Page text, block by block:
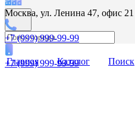
Москва, ул. Ленина 47, офис 21
+7 (999) 999-99-99
+7 (999) 999-99-99
Главная Каталог Поиск